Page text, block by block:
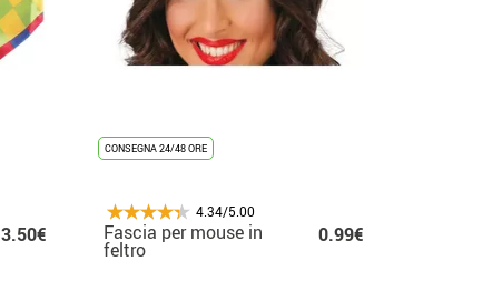
3.50€
CONSEGNA 24/48 ORE
4.34/5.00
Fascia per mouse in
feltro
0.99€